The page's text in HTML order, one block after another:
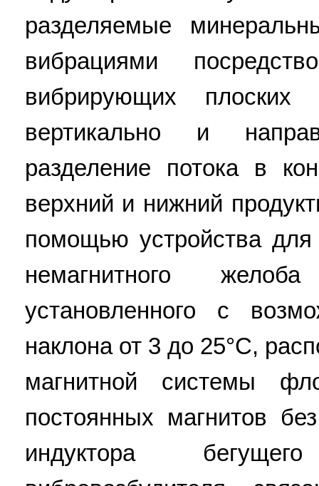
разделяемые
вибрациями
вибрирующих плоских
вертикально и
разделение потока в
верхний и нижний
помощью устройства
немагнитного
установленного с
наклона от 3 до 25°С,
магнитной системы
постоянных магнитов
индуктора